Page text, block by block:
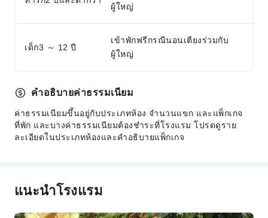
ผู้ใหญ่
เด็ก3 ～ 12 ปี
เข้าพักฟรีกรณีนอนเตียงร่วมกับ
ผู้ใหญ่
คำอธิบายค่าธรรมเนียม
ค่าธรรมเนียมขึ้นอยู่กับประเภทห้อง จำนวนแขก และแพ็กเกจ
ที่พัก และบางค่าธรรมเนียมต้องชำระที่โรงแรม โปรดดูราย
ละเอียดในประเภทห้องและคำอธิบายแพ็กเกจ
แนะนำโรงแรม